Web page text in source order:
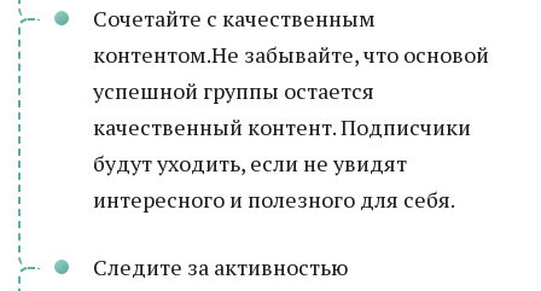
Сочетайте с качественным
контентом.Не забывайте, что основой
успешной группы остается
качественный контент. Подписчики
будут уходить, если не увидят
интересного и полезного для себя.
Следите за активностью